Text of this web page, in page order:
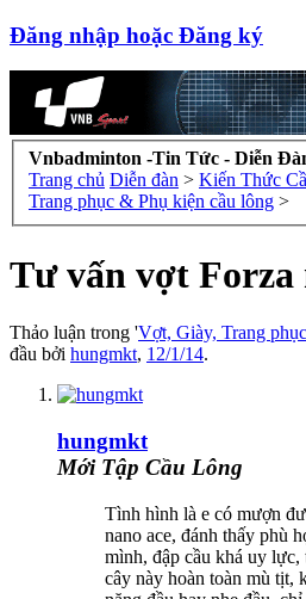
Đăng nhập hoặc Đăng ký
Vnbadminton -Tin Tức - Diễn
Trang chủ Diễn đàn > Kiến Thức
Trang phục & Phụ kiện cầu lông >
Tư vấn vợt Forza
Thảo luận trong 'Vợt, Giày, Trang
đầu bởi hungmkt, 12/1/14.
hungmkt
Mới Tập Cầu Lông
Tình hình là e có mượn
nano ace, đánh thấy phù
mình, đập cầu khá uy lực,
cây này hoàn toàn mù tịt,